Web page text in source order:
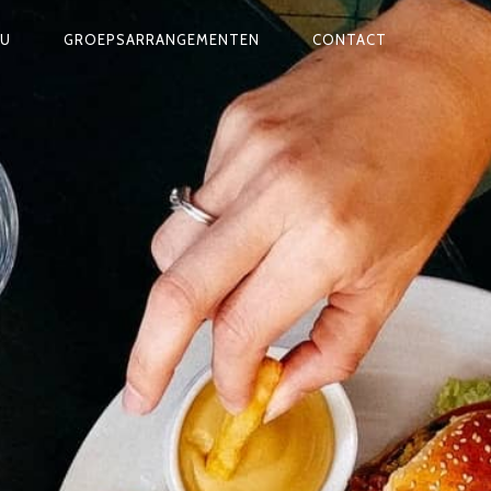
GROEPSARRANGEMENTEN CONTACT